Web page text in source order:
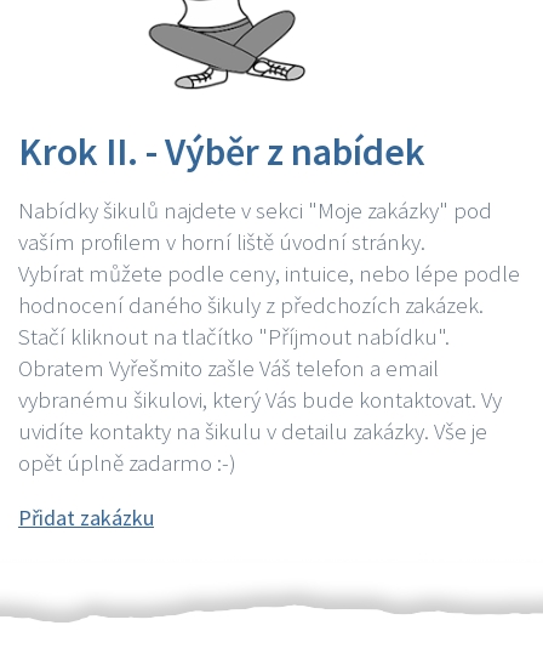
Krok II. - Výběr z nabídek
Nabídky šikulů najdete v sekci "Moje zakázky" pod
vaším profilem v horní liště úvodní stránky.
Vybírat můžete podle ceny, intuice, nebo lépe podle
hodnocení daného šikuly z předchozích zakázek.
Stačí kliknout na tlačítko "Příjmout nabídku".
Obratem Vyřešmito zašle Váš telefon a email
vybranému šikulovi, který Vás bude kontaktovat. Vy
uvidíte kontakty na šikulu v detailu zakázky. Vše je
opět úplně zadarmo :-)
Přidat zakázku